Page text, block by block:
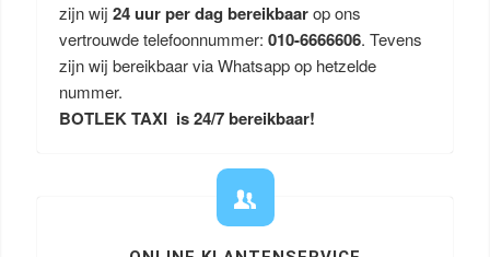
zijn wij 24 uur per dag bereikbaarop ons
vertrouwde telefoonnummer: 010-6666606. Tevens
zijn wij bereikbaar via Whatsapp op hetzelde
nummer.
BOTLEK TAXI is 24/7 bereikbaar!